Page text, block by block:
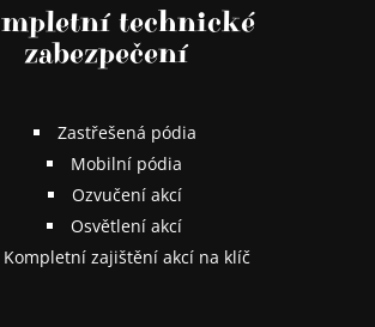
technické
zabezpečení
Zastřešená pódia
Mobilní pódia
Ozvučení akcí
Osvětlení akcí
Kompletní zajištění akcí na klíč